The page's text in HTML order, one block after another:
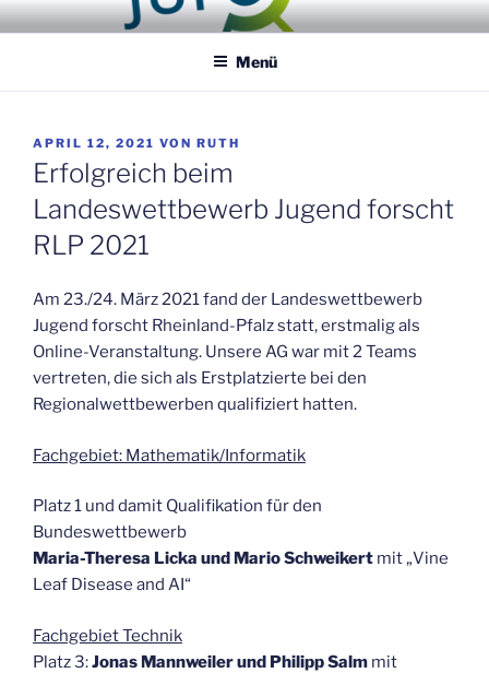
Zum
InhaltJUGEND FORSCHT AG
Entdecker / Erfinder / Selbermacher
Menü
VERÖFFENTLICHT
AM
APRIL 12, 2021 VON RUTH
Erfolgreich beim
Landeswettbewerb Jugend forscht
RLP 2021
Am 23./24. März 2021 fand der Landeswettbewerb
Jugend forscht Rheinland-Pfalz statt, erstmalig als
Online-Veranstaltung. Unsere AG war mit 2 Teams
vertreten, die sich als Erstplatzierte bei den
Regionalwettbewerben qualifiziert hatten.
Fachgebiet: Mathematik/Informatik
Platz 1 und damit Qualifikation für den
Bundeswettbewerb
Maria-Theresa Licka und Mario Schweikert mit „Vine
Leaf Disease and AI“
Fachgebiet Technik
Platz 3:Jonas Mannweiler und Philipp Salm mit